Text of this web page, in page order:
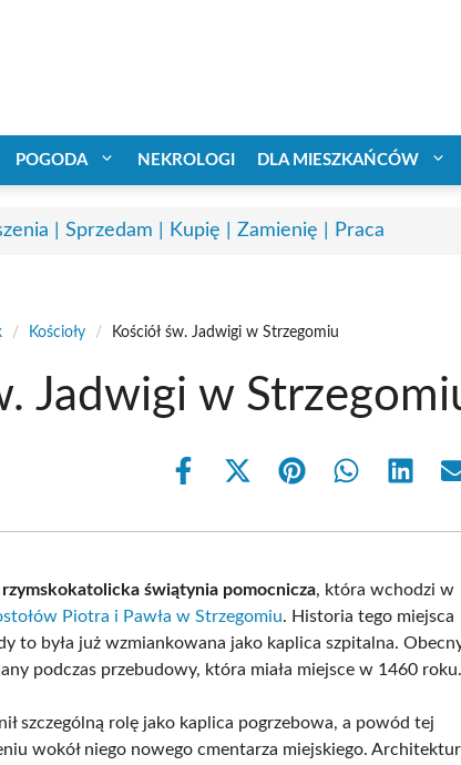
POGODA NEKROLOGI DLA MIESZKAŃCÓW
| Sprzedam | Kupię | Zamienię | Praca
/ Kościoły / Kościół św. Jadwigi w Strzegomiu
Jadwigi w
Share
Share
(Twitter)
Share Share Share
rzymskokatolicka świątynia pomocnicza, która wchodzi w
Piotra i Pawła w Strzegomiu. Historia tego miejsca
to była już wzmiankowana jako kaplica szpitalna.
podczas przebudowy, która miała miejsce w 1460 roku.
szczególną rolę jako kaplica pogrzebowa, a powód tej
wokół niego nowego cmentarza miejskiego.